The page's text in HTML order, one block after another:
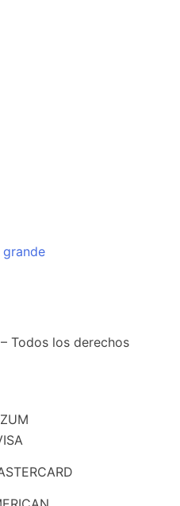
– Todos los derechos